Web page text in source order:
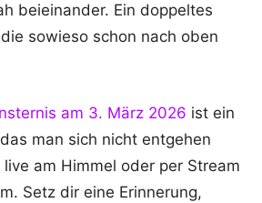
beieinander. Ein doppeltes
sowieso schon nach oben
am 3. März 2026 ist ein
man sich nicht entgehen
am Himmel oder per Stream
Setz dir eine Erinnerung,